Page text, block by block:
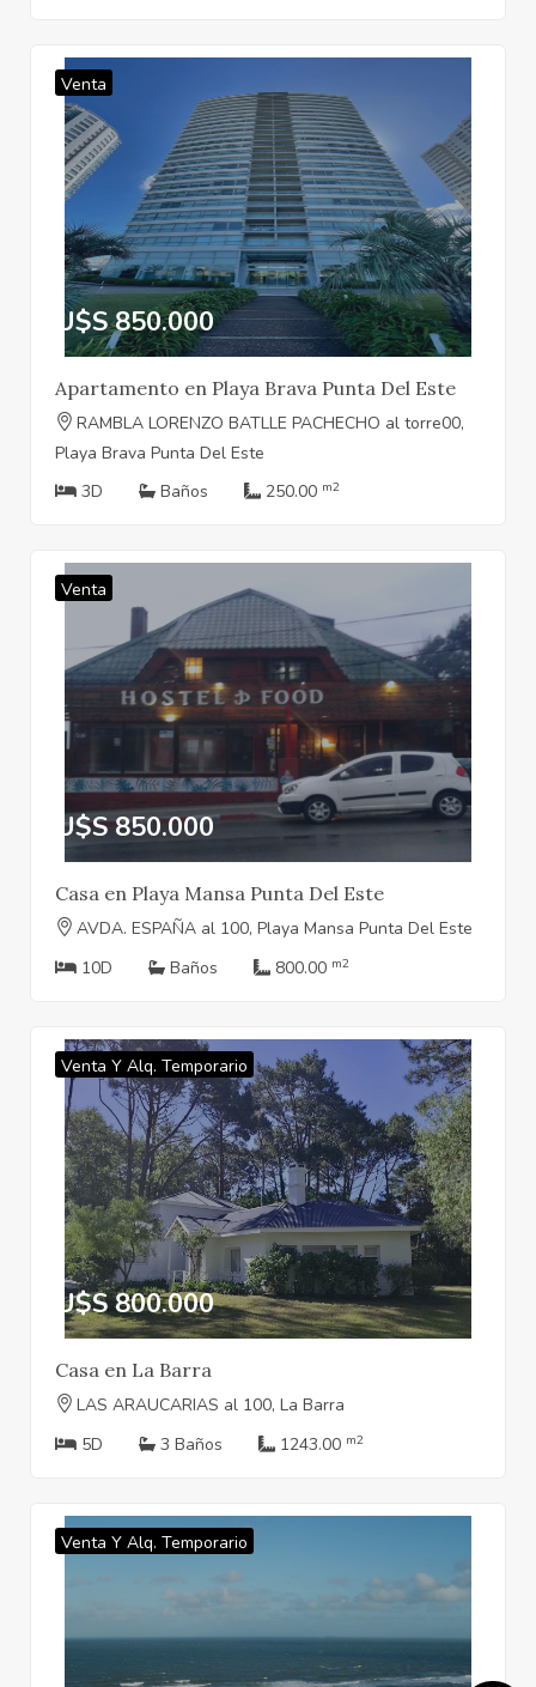
Venta
U$S 850.000
Apartamento en Playa Brava Punta Del Este
RAMBLA LORENZO BATLLE PACHECHO al torre00,
Playa Brava Punta Del Este
3D
Baños 250.00 m2
Venta
U$S 850.000
Casa en Playa Mansa Punta Del Este
AVDA. ESPAÑA al 100, Playa Mansa Punta Del Este
10D
Baños 800.00 m2
Venta Y Alq. Temporario
U$S 800.000
Casa en La Barra
LAS ARAUCARIAS al 100, La Barra
5D
3 Baños 1243.00 m2
Venta Y Alq. Temporario